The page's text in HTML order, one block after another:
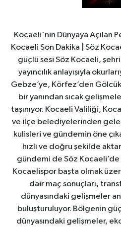
Kocaeli'nin Dünyaya Açılan
Kocaeli Son Dakika | Söz
güçlü sesi Söz Kocaeli,
yayıncılık anlayışıyla
Gebze’ye, Körfez’den
bir yanından sıcak
taşınıyor. Kocaeli Valiliği,
ve ilçe belediyelerinden
kulisleri ve gündemin öne
hızlı ve doğru şekilde
gündemi de Söz
Kocaelispor başta olmak
dair maç sonuçları,
dünyasındaki gelişmeler
buluşturuluyor. Bölgenin
dünyasındaki gelişmeler,